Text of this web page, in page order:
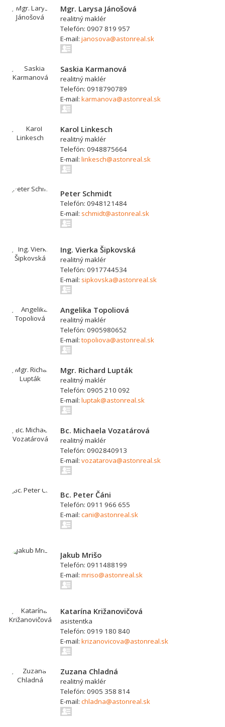
Mgr. Larysa Jánošová
realitný maklér
Telefón: 0907 819 957
E-mail: janosova@astonreal.sk
Saskia Karmanová
realitný maklér
Telefón: 0918790789
E-mail: karmanova@astonreal.sk
Karol Linkesch
realitný maklér
Telefón: 0948875664
E-mail: linkesch@astonreal.sk
Peter Schmidt
Telefón: 0948121484
E-mail: schmidt@astonreal.sk
Ing. Vierka Šipkovská
realitný maklér
Telefón: 0917744534
E-mail: sipkovska@astonreal.sk
Angelika Topoliová
realitný maklér
Telefón: 0905980652
E-mail: topoliova@astonreal.sk
Mgr. Richard Lupták
realitný maklér
Telefón: 0905 210 092
E-mail: luptak@astonreal.sk
Bc. Michaela Vozatárová
realitný maklér
Telefón: 0902840913
E-mail: vozatarova@astonreal.sk
Bc. Peter Čáni
Telefón: 0911 966 655
E-mail: cani@astonreal.sk
Jakub Mrišo
Telefón: 0911488199
E-mail: mriso@astonreal.sk
Katarína Križanovičová
asistentka
Telefón: 0919 180 840
E-mail: krizanovicova@astonreal.sk
Zuzana Chladná
realitný maklér
Telefón: 0905 358 814
E-mail: chladna@astonreal.sk